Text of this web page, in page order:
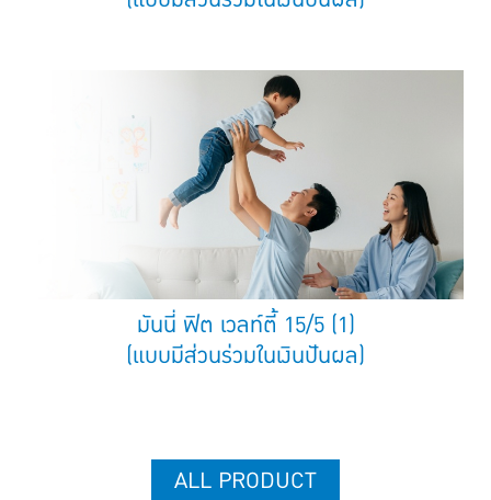
มันนี่ ฟิต เวลท์ตี้ 15/5 (1)
(แบบมีส่วนร่วมในเงินปันผล)
ALL PRODUCT